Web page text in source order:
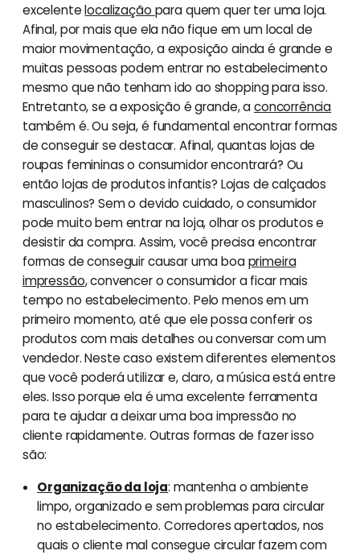
excelentelocalização para quem quer ter uma loja.
Afinal, por mais que ela não fique em um local de
maior movimentação, a exposição ainda é grande e
muitas pessoas podem entrar no estabelecimento
mesmo que não tenham ido ao shopping para isso.
Entretanto, se a exposição é grande, aconcorrência
também é. Ou seja, é fundamental encontrar formas
de conseguir se destacar. Afinal, quantas lojas de
roupas femininas o consumidor encontrará? Ou
então lojas de produtos infantis? Lojas de calçados
masculinos? Sem o devido cuidado, o consumidor
pode muito bem entrar na loja, olhar os produtos e
desistir da compra. Assim, você precisa encontrar
formas de conseguir causar uma boaprimeira
impressão, convencer o consumidor a ficar mais
tempo no estabelecimento. Pelo menos em um
primeiro momento, até que ele possa conferir os
produtos com mais detalhes ou conversar com um
vendedor. Neste caso existem diferentes elementos
que você poderá utilizar e, claro, a música está entre
eles. Isso porque ela é uma excelente ferramenta
para te ajudar a deixar uma boa impressão no
cliente rapidamente. Outras formas de fazer isso
são:
Organização da loja: mantenha o ambiente
limpo, organizado e sem problemas para circular
no estabelecimento. Corredores apertados, nos
quais o cliente mal consegue circular fazem com